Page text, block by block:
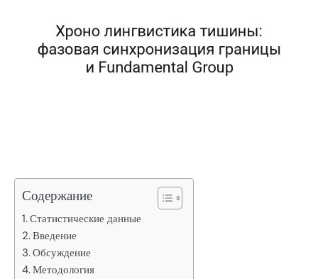
Содержание
Статистические данные
Введение
Обсуждение
Методология